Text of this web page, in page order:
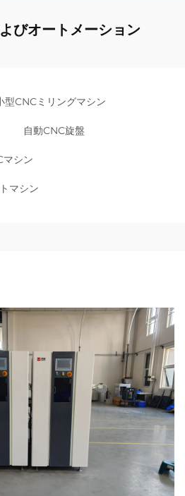
びオートメーション
型CNCミリングマシン
自動CNC旋盤
マシン
マシン